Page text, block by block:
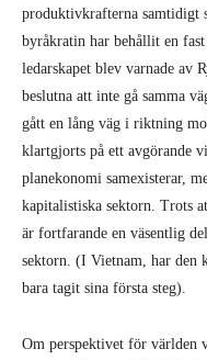
produktivkrafterna samtidigt
byråkratin har behållit en
ledarskapet blev varnade av
beslutna att inte gå samma
gått en lång väg i riktning
klartgjorts på ett avgörande
planekonomi samexisterar,
kapitalistiska sektorn. Trots
är fortfarande en väsentlig
sektorn. (I Vietnam, har den
bara tagit sina första steg).
Om perspektivet för världen